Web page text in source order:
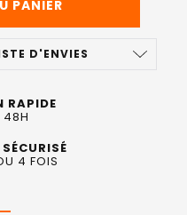
D'ENVIES
RAPIDE
48H
4 FOIS